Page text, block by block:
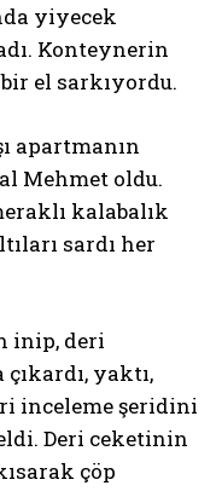
yiyecek
Konteynerin
el sarkıyordu.
apartmanın
Mehmet oldu.
kalabalık
sardı her
inip, deri
yaktı,
inceleme şeridini
Deri ceketinin
çöp